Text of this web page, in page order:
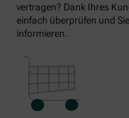
vertragen? Dank Ihres
einfach überprüfen und
informieren.